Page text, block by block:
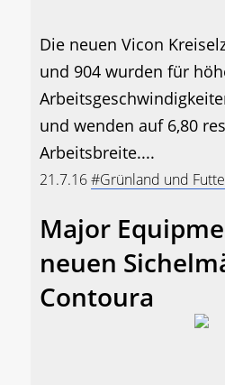
Die neuen Vicon
und 904 wurden für
und wenden auf 6,80
Arbeitsbreite....
21.7.16#Grünland und
Major
neuen
Contoura